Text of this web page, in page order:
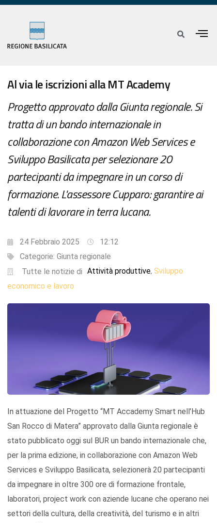
Al via le iscrizioni alla MT Academy
Progetto approvato dalla Giunta regionale. Si
tratta di un bando internazionale in
collaborazione con Amazon Web Services e
Sviluppo Basilicata per selezionare 20
partecipanti da impegnare in un corso di
formazione. L'assessore Cupparo: garantire ai
talenti di lavorare in terra lucana.
24 Febbraio 2025
12:12
Categorie: Giunta regionale
Tutte le notizie di Attività produttive, Sviluppo
economico e lavoro
In attuazione del Progetto “MT Accademy Smart nell’Hub
San Rocco di Matera” approvato dalla Giunta regionale è
stato pubblicato oggi sul BUR un bando internazionale che,
per la prima edizione, in collaborazione con Amazon Web
Services e Sviluppo Basilicata, selezionerà 20 partecipanti
da impegnare in oltre 300 ore di formazione frontale,
laboratori, project work con aziende lucane che operano nei
settori della cultura, della creatività, del turismo e in altri